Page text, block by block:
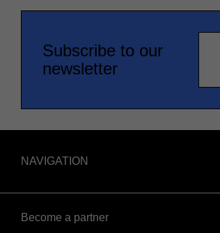
Subscribe to our
newsletter
NAVIGATION
Become a partner